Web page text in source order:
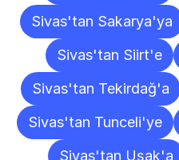
Sivas'tan Sakarya'ya
Sivas'tan Siirt'e
Sivas'tan Tekirdağ'a
Sivas'tan Tunceli'ye
Sivas'tan Uşak'a